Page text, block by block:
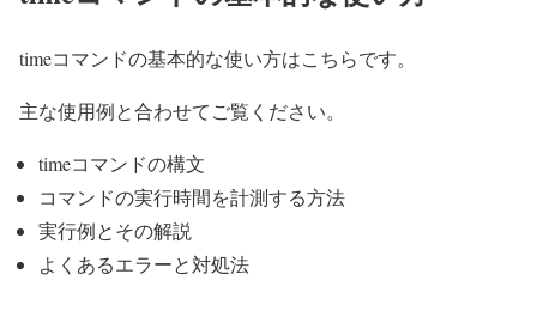
timeコマンドの基本的な使い方はこちらです。
主な使用例と合わせてご覧ください。
timeコマンドの構文
コマンドの実行時間を計測する方法
実行例とその解説
よくあるエラーと対処法